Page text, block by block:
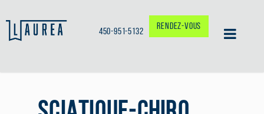
RENDEZ-VOUS
450-951-5132